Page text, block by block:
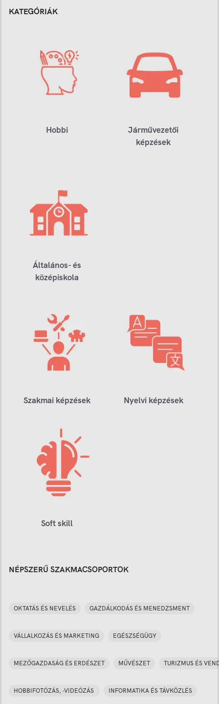
KATEGÓRIÁK
Hobbi
Járművezetői
képzések
Általános- és
középiskola
Szakmai képzések Nyelvi képzések
Soft skill
NÉPSZERŰ SZAKMACSOPORTOK
OKTATÁS ÉS NEVELÉS GAZDÁLKODÁS ÉS MENEDZSMENT
VÁLLALKOZÁS ÉS MARKETING EGÉSZSÉGÜGY
MEZŐGAZDASÁG ÉS ERDÉSZET MŰVÉSZET TURIZMUS ÉS
HOBBIFOTÓZÁS, -VIDEÓZÁS INFORMATIKA ÉS TÁVKÖZLÉS